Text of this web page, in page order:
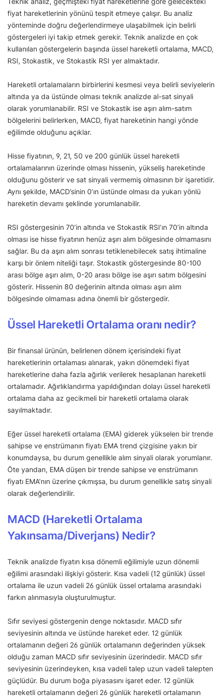
fiyat hareketlerinin yönünü tespit etmeye çalışır. Bu analiz
yönteminde doğru değerlendirmeye ulaşabilmek için belirli
göstergeleri iyi takip etmek gerekir. Teknik analizde en çok
kullanılan göstergelerin başında üssel hareketli ortalama, MACD,
RSI, Stokastik, ve Stokastik RSI yer almaktadır.
Hareketli ortalamaların birbirlerini kesmesi veya belirli seviyelerin
altında ya da üstünde olması teknik analizde al-sat sinyali
olarak yorumlanabilir. RSI ve Stokastik ise aşırı alım-satım
bölgelerini belirlerken, MACD, fiyat hareketinin hangi yönde
eğilimde olduğunu açıklar.
Hisse fiyatının, 9, 21, 50 ve 200 günlük üssel hareketli
ortalamalarının üzerinde olması hissenin, yükseliş hareketinde
olduğunu gösterir ve sat sinyali vermemiş olmasının bir işaretidir.
Aynı şekilde, MACD’sinin 0’ın üstünde olması da yukarı yönlü
hareketin devamı şeklinde yorumlanabilir.
RSI göstergesinin 70’in altında ve Stokastik RSI’ın 70’in altında
olması ise hisse fiyatının henüz aşırı alım bölgesinde olmamasını
sağlar. Bu da aşırı alım sonrası tetiklenebilecek satış ihtimaline
karşı bir önlem niteliği taşır. Stokastik göstergesinde 80-100
arası bölge aşırı alım, 0-20 arası bölge ise aşırı satım bölgesini
gösterir. Hissenin 80 değerinin altında olması aşırı alım
bölgesinde olmaması adına önemli bir göstergedir.
Üssel Hareketli Ortalama oranı nedir?
Bir finansal ürünün, belirlenen dönem içerisindeki fiyat
hareketlerinin ortalaması alınarak, yakın dönemdeki fiyat
hareketlerine daha fazla ağırlık verilerek hesaplanan hareketli
ortalamadır. Ağırlıklandırma yapıldığından dolayı üssel hareketli
ortalama daha az gecikmeli bir hareketli ortalama olarak
sayılmaktadır.
Eğer üssel hareketli ortalama (EMA) giderek yükselen bir trende
sahipse ve enstrümanın fiyatı EMA trend çizgisine yakın bir
konumdaysa, bu durum genellikle alım sinyali olarak yorumlanır.
Öte yandan, EMA düşen bir trende sahipse ve enstrümanın
fiyatı EMA’nın üzerine çıkmışsa, bu durum genellikle satış sinyali
olarak değerlendirilir.
MACD (Hareketli Ortalama
Yakınsama/Diverjans) Nedir?
Teknik analizde fiyatın kısa dönemli eğilimiyle uzun dönemli
eğilimi arasındaki ilişkiyi gösterir. Kısa vadeli (12 günlük) üssel
ortalama ile uzun vadeli 26 günlük üssel ortalama arasındaki
farkın alınmasıyla oluşturulmuştur.
Sıfır seviyesi göstergenin denge noktasıdır. MACD sıfır
seviyesinin altında ve üstünde hareket eder. 12 günlük
ortalamanın değeri 26 günlük ortalamanın değerinden yüksek
olduğu zaman MACD sıfır seviyesinin üzerindedir. MACD sıfır
seviyesinin üzerindeyken, kısa vadeli talep uzun vadeli talepten
güçlüdür. Bu durum boğa piyasasını işaret eder. 12 günlük
hareketli ortalamanın değeri 26 günlük hareketli ortalamanın